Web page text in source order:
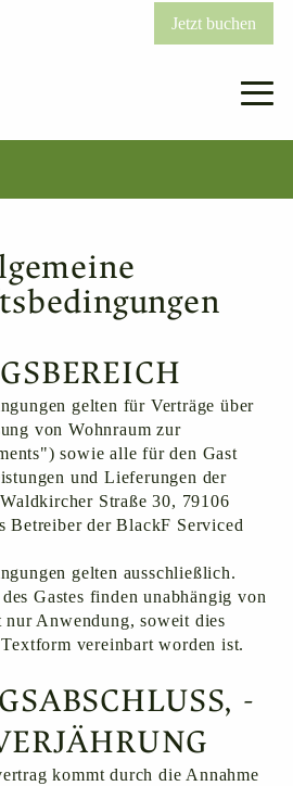
Jetzt buchen
gelten für Verträge über
von Wohnraum zur
sowie alle für den Gast
und Lieferungen der
Straße 30, 79106
der BlackF Serviced
gelten ausschließlich.
Gastes finden unabhängig von
Anwendung, soweit dies
vereinbart worden ist.
-
kommt durch die Annahme